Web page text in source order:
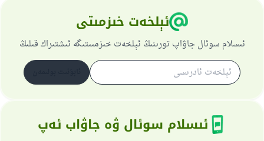
ئېلخەت خىزمىتى
ئىسلام سوئال جاۋاپ تورىنىڭ ئېلخەت خىزمىىتىگە ئىشتىراك قىلىڭ
ئىسلام سوئال ۋە جاۋاب ئەپ